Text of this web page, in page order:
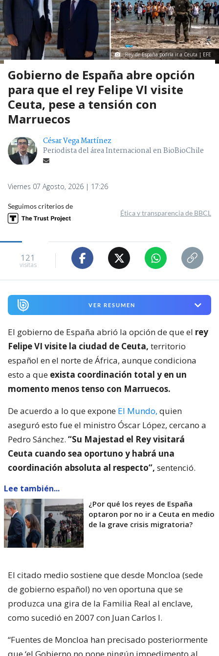
Rey de España podría ir a Ceuta | EFE
Gobierno de España abre opción
para que el rey Felipe VI visite
Ceuta, pese a tensión con
Marruecos
César Vega Martínez
Periodista del área Internacional en BioBioChile
Viernes 07 Agosto, 2026 | 17:26
Seguimos criterios de
Ética y transparencia de BBCL
121
visitas
VER RESUMEN
El gobierno de España abrió la opción de que el rey
Felipe VI visite la ciudad de Ceuta, territorio
español en el norte de África, aunque condiciona
esto a que exista coordinación total y en un
momento menos tenso con Marruecos.
De acuerdo a lo que expone El Mundo, quien
aseguró esto fue el ministro Óscar López, cercano a
Pedro Sánchez. “Su Majestad el Rey visitará
Ceuta cuando sea oportuno y habrá una
coordinación absoluta al respecto”, sentenció.
Lee también...
¿Por qué los reyes de España
optaron por no ir a Ceuta en medio
de la grave crisis migratoria?
El citado medio sostiene que desde Moncloa (sede
de gobierno español) no ven oportuna que se
produzca una gira de la Familia Real al enclave,
como sucedió en 2007 con Juan Carlos I.
“Fuentes de Moncloa han precisado posteriormente